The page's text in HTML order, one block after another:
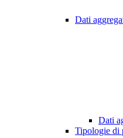
Dati
Dati
Tipologie di